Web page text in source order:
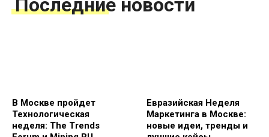
Последние новости
В Москве пройдет
Технологическая
неделя: The Trends
Евразийская Неделя
Маркетинга в Москве:
новые идеи, тренды и